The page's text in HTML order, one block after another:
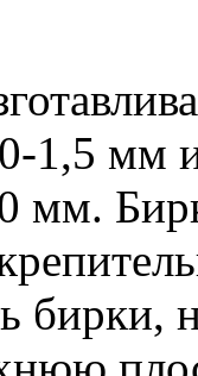
1,5 мм
мм.
бирки,